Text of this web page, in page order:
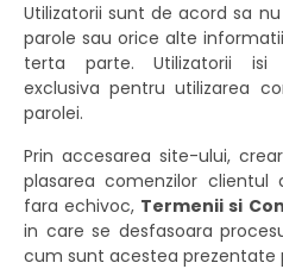
Utilizatorii sunt de acord sa
parole sau orice alte
terta parte. Utilizatorii isi
exclusiva pentru utilizarea
parolei.
Prin accesarea site-ului,
plasarea comenzilor
fara echivoc, Termenii si
in care se desfasoara
cum sunt acestea prezentate